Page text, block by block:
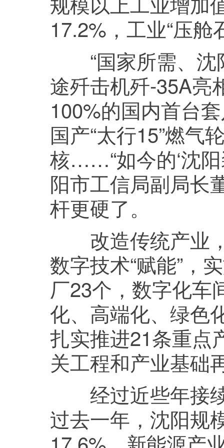
17.2%，工业“压舱
“国家所需、沈
途歼击机歼-35A亮
100%的国内首台
国产“太行15”燃气
核……“如今的‘沈阳
阳市工信局副局长
杆更硬了。
改造传统产业，
数字技术“赋能”，
厂23个，数字化车
化、高端化、绿色
扎实推进21条重点
关工程和产业基础
经过近些年接续
过去一年，沈阳规